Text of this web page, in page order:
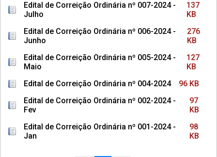
Edital de Correição Ordinária nº 007-2024 -
Julho
137
KB
Edital de Correição Ordinária nº 006-2024 -
Junho
276
KB
Edital de Correição Ordinária nº 005-2024 -
Maio
127
KB
Edital de Correição Ordinária nº 004-2024
96 KB
Edital de Correição Ordinária nº 002-2024 -
Fev
97
KB
Edital de Correição Ordinária nº 001-2024 -
Jan
98
KB